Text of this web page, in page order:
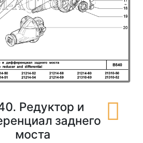
Редуктор и
заднего
моста